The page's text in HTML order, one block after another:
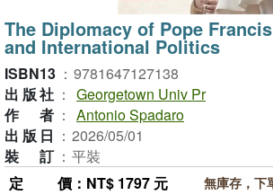
The Diplomacy of Pope
and International Politics
ISBN13 ： 9781647127138
出版社 ： Georgetown Univ Pr
作者 ： Antonio Spadaro
出版日 ： 2026/05/01
裝訂 ： 平裝
定價 ：NT$ 1797 元
無庫存，下